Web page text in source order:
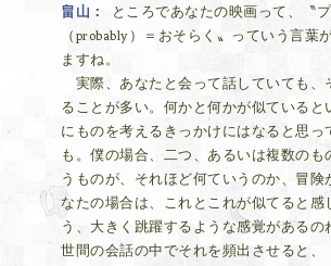
畠山
ところであなたの映画って、〝
（probably）＝おそらく〟っていう言葉
ますね。
実際、あなたと会って話していても、
ることが多い。何かと何かが似ていると
にものを考えるきっかけにはなると思っ
も。僕の場合、二つ、あるいは複数のも
うものが、それほど何ていうのか、冒険
なたの場合は、これとこれが似てると感
う、大きく跳躍するような感覚があるの
世間の会話の中でそれを頻出させると